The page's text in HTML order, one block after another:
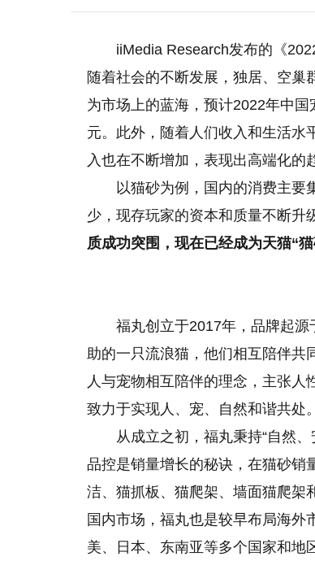
iiMedia Research发布的《
随着社会的不断发展，独居、空
为市场上的蓝海，预计2022年中
元。此外，随着人们收入和生活水
入也在不断增加，表现出高端化的
以猫砂为例，国内的消费主要
少，现存玩家的资本和质量不断升
质成功突围，现在已经成为天猫“
福丸创立于2017年，品牌起源
助的一只流浪猫，他们相互陪伴共
人与宠物相互陪伴的理念，主张人
致力于实现人、宠、自然和谐共处。
从成立之初，福丸秉持“自然
品控是销量增长的秘诀，在猫砂销
洁、猫抓板、猫爬架、墙面猫爬架
国内市场，福丸也是较早布局海
美、日本、东南亚等多个国家和地